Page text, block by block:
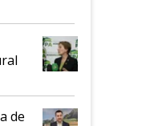
de